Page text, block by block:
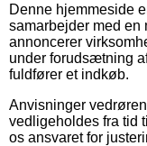
Denne hjemmeside
samarbejder med
annoncerer
under forudsætning
fuldfører et indkøb.
Anvisninger
vedligeholdes fra tid
os ansvaret for